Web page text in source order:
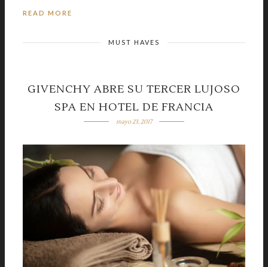
READ MORE
MUST HAVES
GIVENCHY ABRE SU TERCER LUJOSO
SPA EN HOTEL DE FRANCIA
mayo 23, 2017